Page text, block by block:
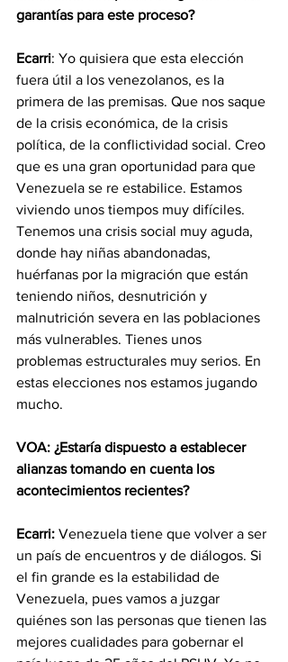
garantías para este proceso?
Ecarri: Yo quisiera que esta elección
fuera útil a los venezolanos, es la
primera de las premisas. Que nos saque
de la crisis económica, de la crisis
política, de la conflictividad social. Creo
que es una gran oportunidad para que
Venezuela se re estabilice. Estamos
viviendo unos tiempos muy difíciles.
Tenemos una crisis social muy aguda,
donde hay niñas abandonadas,
huérfanas por la migración que están
teniendo niños, desnutrición y
malnutrición severa en las poblaciones
más vulnerables. Tienes unos
problemas estructurales muy serios. En
estas elecciones nos estamos jugando
mucho.
VOA: ¿Estaría dispuesto a establecer
alianzas tomando en cuenta los
acontecimientos recientes?
Ecarri: Venezuela tiene que volver a ser
un país de encuentros y de diálogos. Si
el fin grande es la estabilidad de
Venezuela, pues vamos a juzgar
quiénes son las personas que tienen las
mejores cualidades para gobernar el